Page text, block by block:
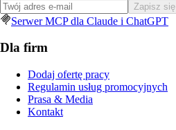
Zapisz się
Serwer MCP dla Claude i ChatGPT
Dla firm
Dodaj ofertę pracy
Regulamin usług promocyjnych
Prasa & Media
Kontakt